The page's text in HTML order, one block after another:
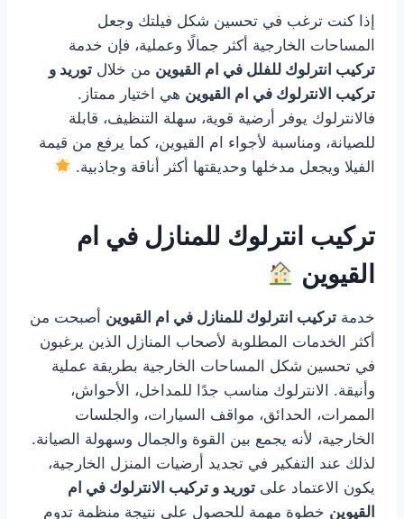
إذا كنت ترغب في تحسين شكل فيلتك وجعل
المساحات الخارجية أكثر جمالًا وعملية، فإن خدمة
تركيب انترلوك للفلل في ام القيوين من خلال توريد و
تركيب الانترلوك في ام القيوين هي اختيار ممتاز.
فالانترلوك يوفر أرضية قوية، سهلة التنظيف، قابلة
للصيانة، ومناسبة لأجواء ام القيوين، كما يرفع من قيمة
الفيلا ويجعل مدخلها وحديقتها أكثر أناقة وجاذبية.
تركيب انترلوك للمنازل في ام
القيوين
خدمة تركيب انترلوك للمنازل في ام القيوين أصبحت من
أكثر الخدمات المطلوبة لأصحاب المنازل الذين يرغبون
في تحسين شكل المساحات الخارجية بطريقة عملية
وأنيقة. الانترلوك مناسب جدًا للمداخل، الأحواش،
الممرات، الحدائق، مواقف السيارات، والجلسات
الخارجية، لأنه يجمع بين القوة والجمال وسهولة الصيانة.
لذلك عند التفكير في تجديد أرضيات المنزل الخارجية،
يكون الاعتماد على توريد و تركيب الانترلوك في ام
القيوين خطوة مهمة للحصول على نتيجة منظمة تدوم